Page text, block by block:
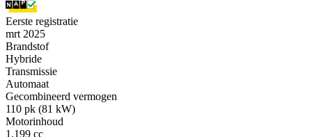
Eerste registratie
mrt 2025
Brandstof
Hybride
Transmissie
Automaat
Gecombineerd vermogen
110 pk (81 kW)
Motorinhoud
1.199 cc